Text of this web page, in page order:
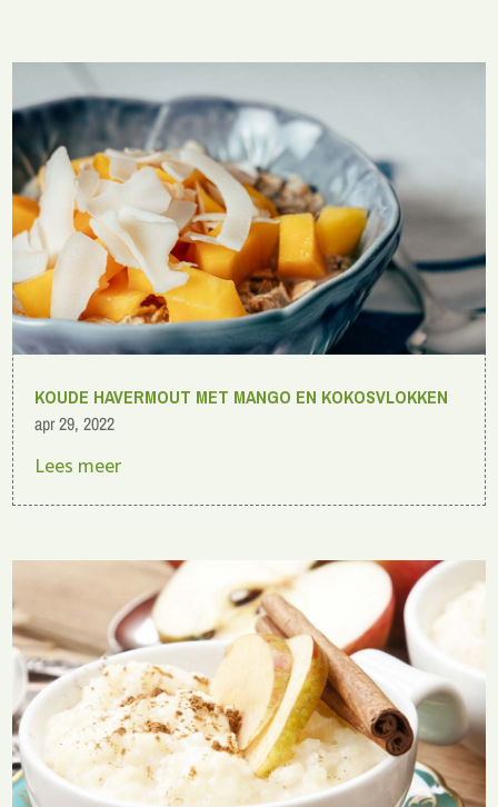
KOUDE HAVERMOUT MET MANGO EN KOKOSVLOKKEN
apr 29, 2022
Lees meer